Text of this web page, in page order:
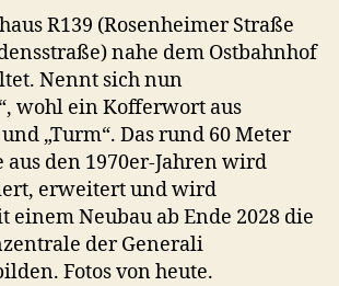
R139 (Rosenheimer Straße
nahe dem Ostbahnhof
Nennt sich nun
wohl ein Kofferwort aus
„Turm“. Das rund 60 Meter
aus den 1970er-Jahren wird
erweitert und wird
einem Neubau ab Ende 2028 die
der Generali
Fotos von heute.